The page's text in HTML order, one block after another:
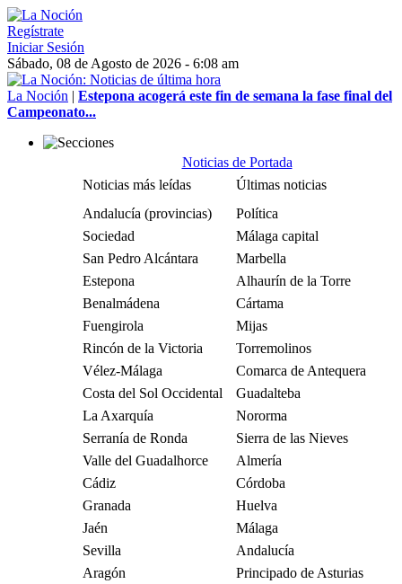
Regístrate
Iniciar Sesión
Sábado, 08 de Agosto de 2026 - 6:08 am
La Noción | Estepona acogerá este fin de semana la fase final del
Campeonato...
Noticias de Portada
Noticias más leídas
Últimas noticias
Andalucía (provincias)
Política
Sociedad
Málaga capital
San Pedro Alcántara
Marbella
Estepona
Alhaurín de la Torre
Benalmádena
Cártama
Fuengirola
Mijas
Rincón de la Victoria
Torremolinos
Vélez-Málaga
Comarca de Antequera
Costa del Sol Occidental
Guadalteba
La Axarquía
Nororma
Serranía de Ronda
Sierra de las Nieves
Valle del Guadalhorce
Almería
Cádiz
Córdoba
Granada
Huelva
Jaén
Málaga
Sevilla
Andalucía
Aragón
Principado de Asturias